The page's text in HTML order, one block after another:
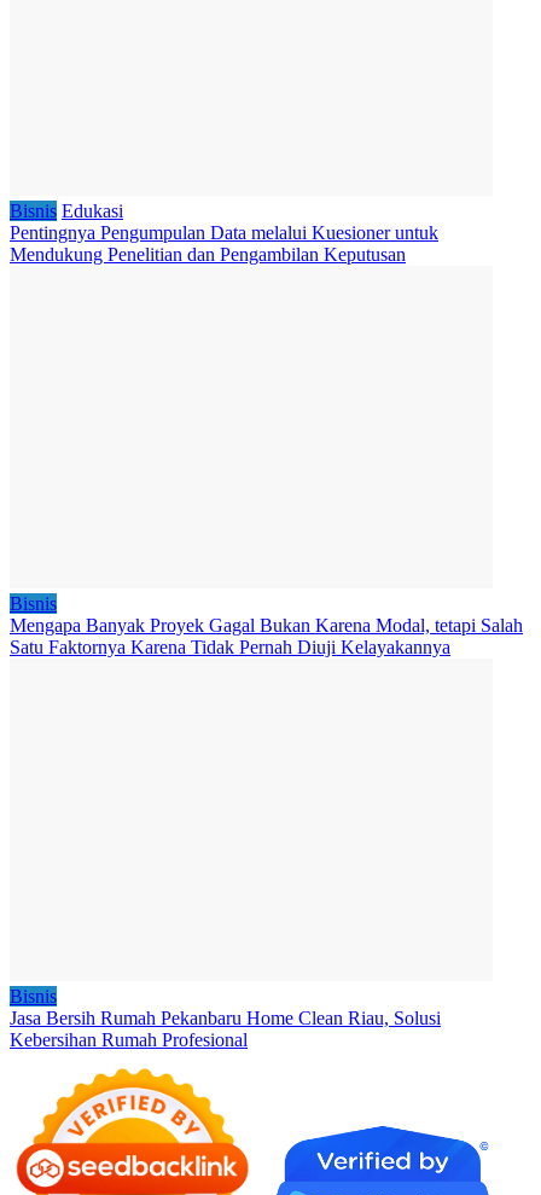
Bisnis Edukasi
Pentingnya Pengumpulan Data melalui Kuesioner untuk
Mendukung Penelitian dan Pengambilan Keputusan
Bisnis
Mengapa Banyak Proyek Gagal Bukan Karena Modal, tetapi Salah
Satu Faktornya Karena Tidak Pernah Diuji Kelayakannya
Bisnis
Jasa Bersih Rumah Pekanbaru Home Clean Riau, Solusi
Kebersihan Rumah Profesional